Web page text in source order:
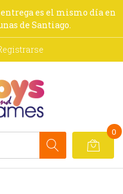
es el mismo día en
de Santiago.
0